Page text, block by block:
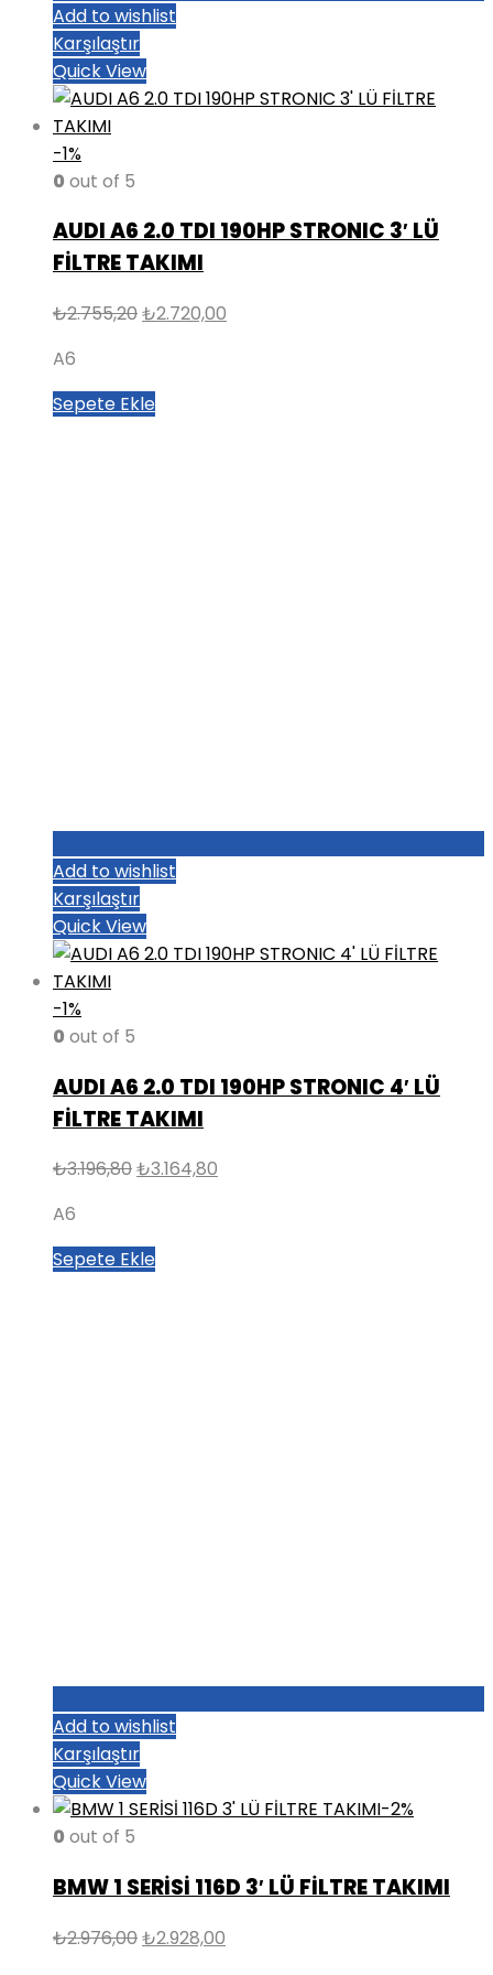
Add to wishlist
Karşılaştır
Quick View
-1%
0 out of 5
AUDI A6 2.0 TDI 190HP STRONIC 3′ LÜ
FİLTRE TAKIMI
₺2.755,20Orijinal
₺2.720,00
A6
Sepete Ekle
Add to wishlist
Karşılaştır
Quick View
-1%
0 out of 5
AUDI A6 2.0 TDI 190HP STRONIC 4′ LÜ
FİLTRE TAKIMI
₺3.196,80Orijinal
₺3.164,80
A6
Sepete Ekle
Add to wishlist
Karşılaştır
Quick View
-2%
0 out of 5
BMW 1 SERİSİ 116D 3′ LÜ FİLTRE TAKIMI
₺2.976,00Orijinal
₺2.928,00